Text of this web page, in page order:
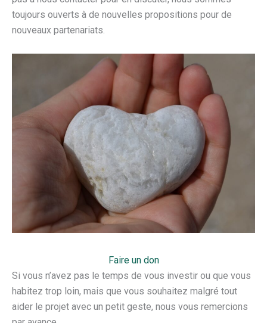
toujours ouverts à de nouvelles propositions pour de
nouveaux partenariats.
Faire un don
Si vous n’avez pas le temps de vous investir ou que vous
habitez trop loin, mais que vous souhaitez malgré tout
aider le projet avec un petit geste, nous vous remercions